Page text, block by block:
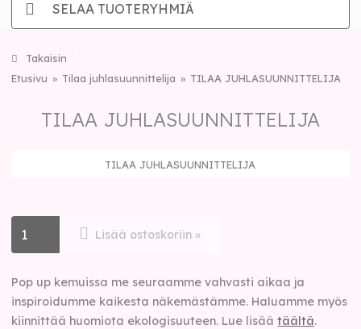
SELAA TUOTERYHMIÄ
Takaisin
Etusivu
Tilaa juhlasuunnittelija TILAA JUHLASUUNNITTELIJA
TILAA JUHLASUUNNITTELIJA
TILAA JUHLASUUNNITTELIJA
Lisää ostoskoriin »
Pop up kemuissa me seuraamme vahvasti aikaa ja
inspiroidumme kaikesta näkemästämme. Haluamme myös
kiinnittää huomiota ekologisuuteen. Lue lisäätäältä.